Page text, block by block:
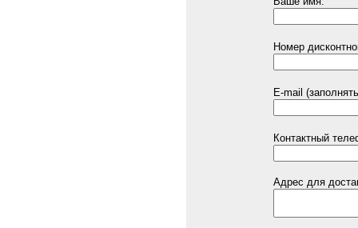
Номер
E-mail
Контактный
Адрес для